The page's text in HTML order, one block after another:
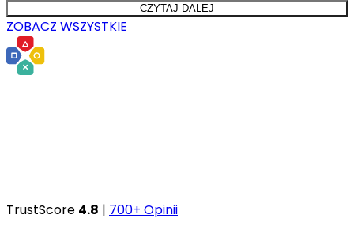
CZYTAJ DALEJ
ZOBACZ WSZYSTKIE
TrustScore 4.8 | 700+ Opinii